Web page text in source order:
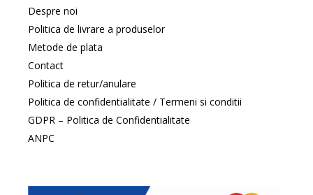
Despre noi
Politica de livrare a produselor
Metode de plata
Contact
Politica de retur/anulare
Politica de confidentialitate / Termeni si conditii
GDPR – Politica de Confidentialitate
ANPC